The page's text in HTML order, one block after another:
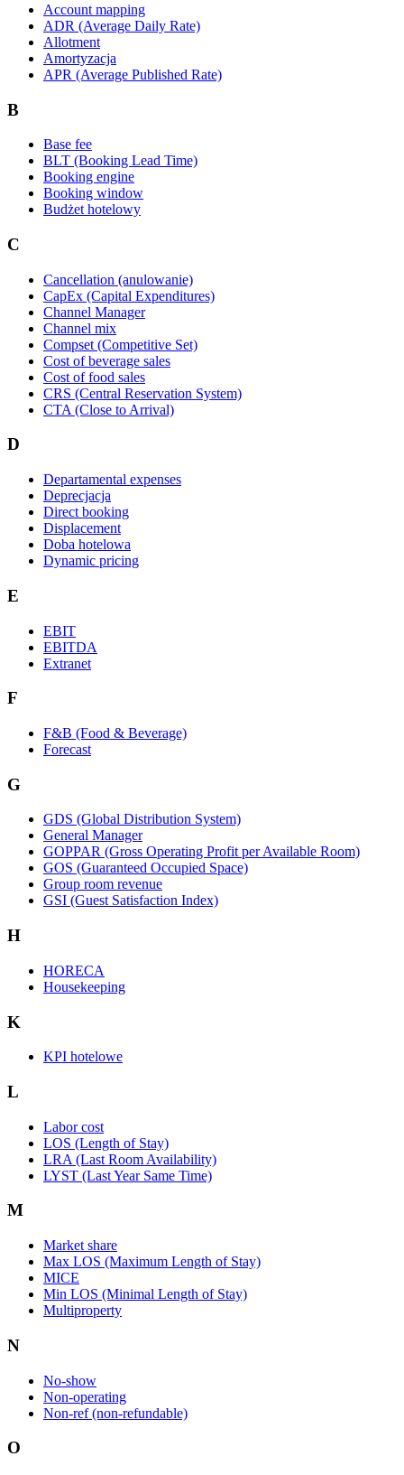
Account mapping
ADR (Average Daily Rate)
Allotment
Amortyzacja
APR (Average Published Rate)
B
Base fee
BLT (Booking Lead Time)
Booking engine
Booking window
Budżet hotelowy
C
Cancellation (anulowanie)
CapEx (Capital Expenditures)
Channel Manager
Channel mix
Compset (Competitive Set)
Cost of beverage sales
Cost of food sales
CRS (Central Reservation System)
CTA (Close to Arrival)
D
Departamental expenses
Deprecjacja
Direct booking
Displacement
Doba hotelowa
Dynamic pricing
E
EBIT
EBITDA
Extranet
F
F&B (Food & Beverage)
Forecast
G
GDS (Global Distribution System)
General Manager
GOPPAR (Gross Operating Profit per Available Room)
GOS (Guaranteed Occupied Space)
Group room revenue
GSI (Guest Satisfaction Index)
H
HORECA
Housekeeping
K
KPI hotelowe
L
Labor cost
LOS (Length of Stay)
LRA (Last Room Availability)
LYST (Last Year Same Time)
M
Market share
Max LOS (Maximum Length of Stay)
MICE
Min LOS (Minimal Length of Stay)
Multiproperty
N
No-show
Non-operating
Non-ref (non-refundable)
O